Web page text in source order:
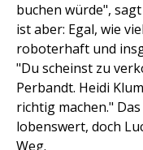
buchen würde",
ist aber: Egal, wie
roboterhaft und
"Du scheinst zu
Perbandt. Heidi
richtig machen."
lobenswert, doch
Weg.